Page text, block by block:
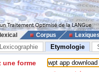
Corpus
Lexicographie Etymologie
une forme